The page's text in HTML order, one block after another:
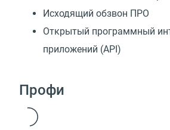
Исходящий обзвон ПРО
Открытый программный
приложений (API)
Профи